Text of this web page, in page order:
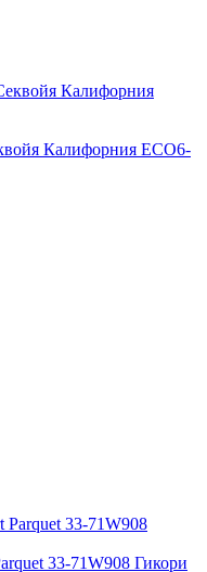
Калифорния ECO6-
33-71W908 Гикори